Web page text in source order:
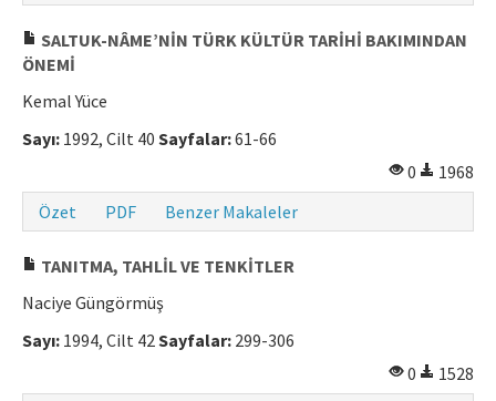
SALTUK-NÂME’NİN TÜRK KÜLTÜR TARİHİ BAKIMINDAN
ÖNEMİ
Kemal Yüce
Sayı: 1992, Cilt 40 Sayfalar:61-66
0
1968
Özet
PDF Benzer Makaleler
TANITMA, TAHLİL VE TENKİTLER
Naciye Güngörmüş
Sayı: 1994, Cilt 42Sayfalar: 299-306
0
1528